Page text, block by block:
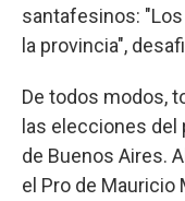
santafesinos:
la provincia",
De todos modos,
las elecciones
de Buenos Aires.
el Pro de Mauricio